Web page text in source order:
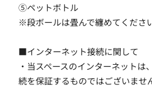
⑤ペットボトル
※段ボールは畳んで纏めてください
■インターネット接続に関して
・当スペースのインターネット
続を保証するものではございませ